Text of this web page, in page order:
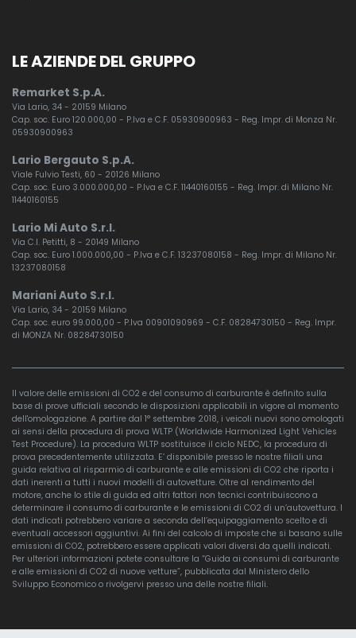
LE AZIENDE DEL GRUPPO
Remarket S.p.A.
Via Lario, 34 - 20159 Milano
Cap. soc. Euro 120.000,00 - P.Iva e C.F. 05930900963 - Reg. Impr. di Monza Nr.
05930900963
Lario Bergauto S.p.A.
Viale Fulvio Testi, 60 - 20126 Milano
Cap. soc. Euro 3.000.000,00 - P.Iva e C.F. 11440160155 - Reg. Impr. di Milano Nr.
11440160155
Lario Mi Auto S.r.l.
Via C.I. Petitti, 8 - 20149 Milano
Cap. soc. Euro 1.000.000,00 - P.Iva e C.F. 13237080158 - Reg. Impr. di Milano Nr.
13237080158
Mariani Auto S.r.l.
Via Lario, 34 - 20159 Milano
Cap. soc. euro 99.000,00 - P.Iva 00901090969 - C.F. 08284730150 - Reg. Impr.
di MONZA Nr. 08284730150
Il valore delle emissioni di CO2 e del consumo di carburante è definito sulla
base di prove ufficiali secondo le disposizioni applicabili in vigore al momento
dell'omologazione. A partire dal 1° settembre 2018, i veicoli nuovi sono omologati
ai sensi della procedura di prova WLTP (Worldwide Harmonized Light Vehicles
Test Procedure). La procedura WLTP sostituisce il ciclo NEDC, la procedura di
prova precedentemente utilizzata. E’ disponibile presso le nostre filiali una
guida relativa al risparmio di carburante e alle emissioni di CO2 che riporta i
dati inerenti a tutti i nuovi modelli di autovetture. Oltre al rendimento del
motore, anche lo stile di guida ed altri fattori non tecnici contribuiscono a
determinare il consumo di carburante e le emissioni di CO2 di un’autovettura. I
dati indicati potrebbero variare a seconda dell’equipaggiamento scelto e di
eventuali accessori aggiuntivi. Ai fini del calcolo di imposte che si basano sulle
emissioni di CO2, potrebbero essere applicati valori diversi da quelli indicati.
Per ulteriori informazioni potete consultare la “Guida ai consumi di carburante
e alle emissioni di CO2 di nuove vetture”, pubblicata dal Ministero dello
Sviluppo Economico o rivolgervi presso una delle nostre filiali.